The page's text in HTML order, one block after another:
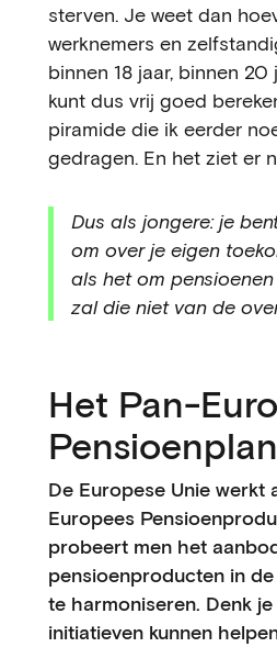
sterven. Je weet dan
werknemers en
binnen 18 jaar, binnen
kunt dus vrij goed
piramide die ik eerder
gedragen. En het ziet er
Dus als jongere: je
om over je eigen
als het om
zal die niet van de
Het Pan-
Pensioenplan
De Europese Unie werkt
Europees
probeert men het
pensioenproducten in
te harmoniseren. Denk
initiatieven kunnen